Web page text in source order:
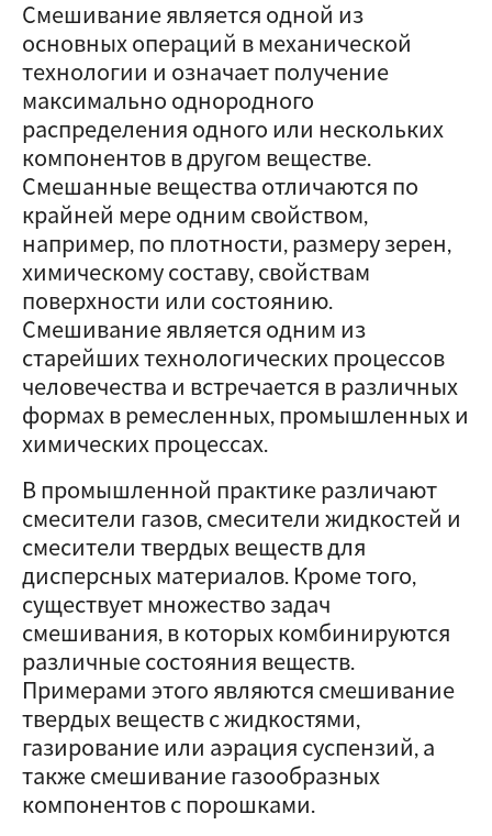
Смешивание является одной из
основных операций в механической
технологии и означает получение
максимально однородного
распределения одного или нескольких
компонентов в другом веществе.
Смешанные вещества отличаются по
крайней мере одним свойством,
например, по плотности, размеру зерен,
химическому составу, свойствам
поверхности или состоянию.
Смешивание является одним из
старейших технологических процессов
человечества и встречается в различных
формах в ремесленных, промышленных и
химических процессах.
В промышленной практике различают
смесители газов, смесители жидкостей и
смесители твердых веществ для
дисперсных материалов. Кроме того,
существует множество задач
смешивания, в которых комбинируются
различные состояния веществ.
Примерами этого являются смешивание
твердых веществ с жидкостями,
газирование или аэрация суспензий, а
также смешивание газообразных
компонентов с порошками.